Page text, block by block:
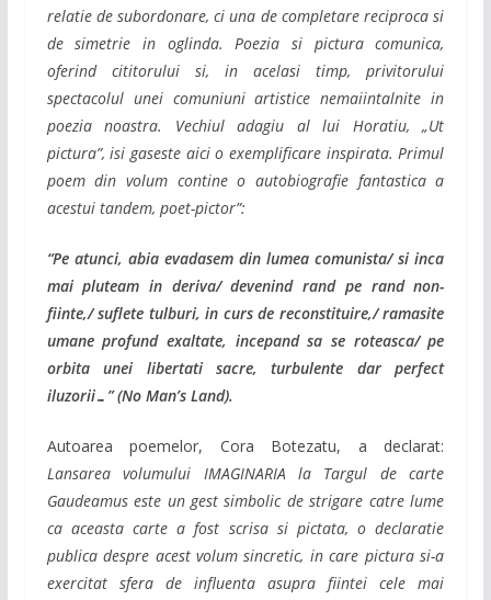
relatie de subordonare, ci una de completare reciproca si
de simetrie in oglinda. Poezia si pictura comunica,
oferind cititorului si, in acelasi timp, privitorului
spectacolul unei comuniuni artistice nemaiintalnite in
poezia noastra. Vechiul adagiu al lui Horatiu, „Ut
pictura”, isi gaseste aici o exemplificare inspirata. Primul
poem din volum contine o autobiografie fantastica a
acestui tandem, poet-pictor”:
“Pe atunci, abia evadasem din lumea comunista/ si inca
mai pluteam in deriva/ devenind rand pe rand non-
fiinte,/ suflete tulburi, in curs de reconstituire,/ ramasite
umane profund exaltate, incepand sa se roteasca/ pe
orbita unei libertati sacre, turbulente dar perfect
iluzorii…” (No Man’s Land).
Autoarea poemelor, Cora Botezatu, a declarat:
Lansarea volumului IMAGINARIA la Targul de carte
Gaudeamus este un gest simbolic de strigare catre lume
ca aceasta carte a fost scrisa si pictata, o declaratie
publica despre acest volum sincretic, in care pictura si-a
exercitat sfera de influenta asupra fiintei cele mai